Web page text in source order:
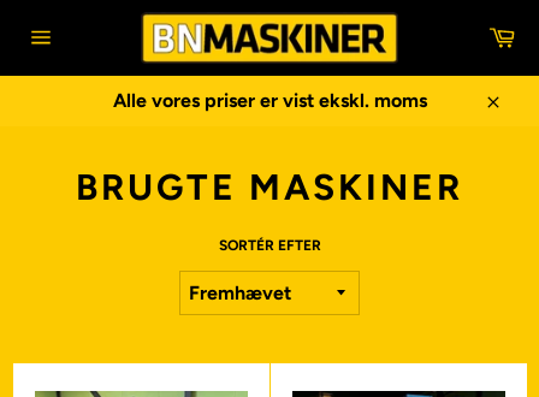
Sidenavigering
Alle vores priser er vist ekskl. moms
BRUGTE MASKINER
SORTÉR EFTER